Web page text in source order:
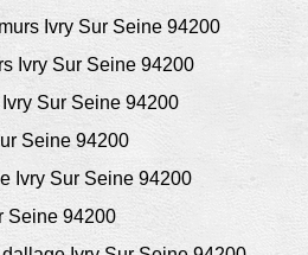
Ivry Sur Seine 94200
Ivry Sur Seine 94200
Sur Seine 94200
Seine 94200
Ivry Sur Seine 94200
Seine 94200